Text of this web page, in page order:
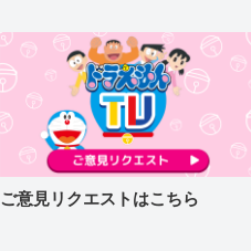
ご意見リクエストはこちら